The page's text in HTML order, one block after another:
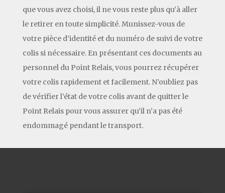
que vous avez choisi, il ne vous reste plus qu’à aller
le retirer en toute simplicité. Munissez-vous de
votre pièce d’identité et du numéro de suivi de votre
colis si nécessaire. En présentant ces documents au
personnel du Point Relais, vous pourrez récupérer
votre colis rapidement et facilement. N’oubliez pas
de vérifier l’état de votre colis avant de quitter le
Point Relais pour vous assurer qu’il n’a pas été
endommagé pendant le transport.